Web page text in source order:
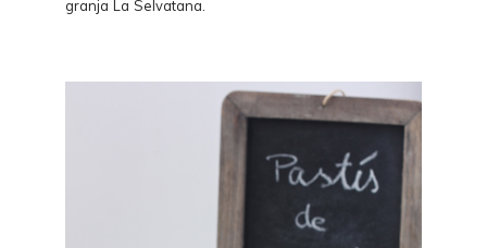
granja La Selvatana